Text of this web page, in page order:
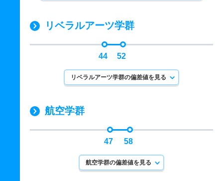
リベラルアーツ学群
44 52
リベラルアーツ学群の偏差値を見る
航空学群
47 58
航空学群の偏差値を見る